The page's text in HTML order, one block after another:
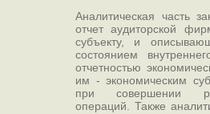
Аналитическая часть
отчет аудиторской
субъекту, и
состоянием
отчетностью
им - экономическим
при совершении
операций. Также